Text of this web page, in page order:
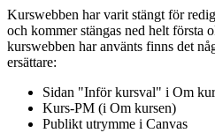
Kurswebben har varit stängt för
och kommer stängas ned helt första
kurswebben har använts finns det
ersättare:
Sidan "Inför kursval" i Om
Kurs-PM (i Om kursen)
Publikt utrymme i Canvas